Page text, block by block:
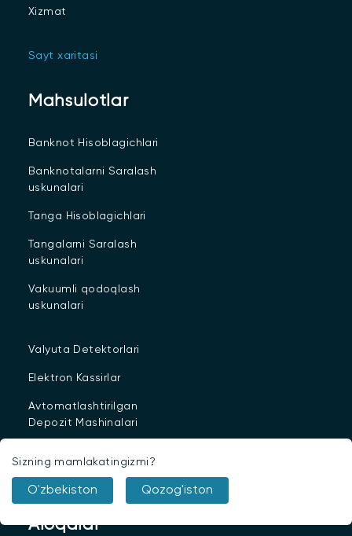
Sizning mamlakatingizmi?
O'zbekiston Qozog'iston
Xizmat
Sayt xaritasi
Mahsulotlar
Banknot Hisoblagichlari
Banknotalarni Saralash
uskunalari
Tanga Hisoblagichlari
Tangalarni Saralash
uskunalari
Vakuumli qodoqlash
uskunalari
Valyuta Detektorlari
Elektron Kassirlar
Avtomatlashtirilgan
Depozit Mashinalari
Sanitariya vositalari
Aloqalar